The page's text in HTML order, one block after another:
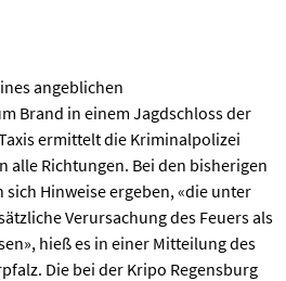
angeblichen
Brand in einem Jagdschloss der
ermittelt die Kriminalpolizei
alle Richtungen. Bei den bisherigen
Hinweise ergeben, «die unter
Verursachung des Feuers als
hieß es in einer Mitteilung des
Die bei der Kripo Regensburg